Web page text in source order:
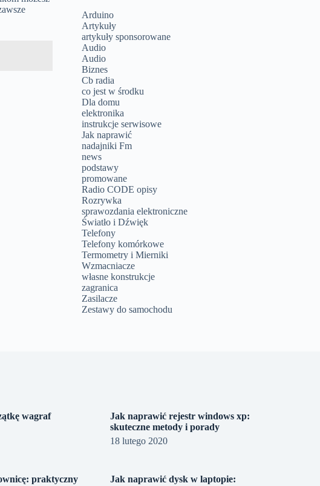
Arduino
Artykuły
artykuły sponsorowane
Audio
Audio
Biznes
Cb radia
co jest w środku
Dla domu
elektronika
instrukcje serwisowe
Jak naprawić
nadajniki Fm
news
podstawy
promowane
Radio CODE opisy
Rozrywka
sprawozdania elektroniczne
Światło i Dźwięk
Telefony
Telefony komórkowe
Termometry i Mierniki
Wzmacniacze
własne konstrukcje
zagranica
Zasilacze
Zestawy do samochodu
wagraf
Jak naprawić rejestr windows xp:
skuteczne metody i porady
18 lutego 2020
praktyczny
Jak naprawić dysk w laptopie: